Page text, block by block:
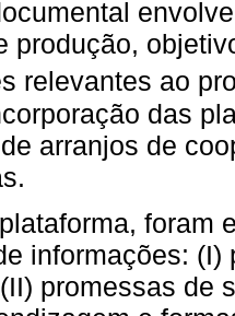
produção,
relevantes ao
das
arranjos de
foram
informações:
promessas de